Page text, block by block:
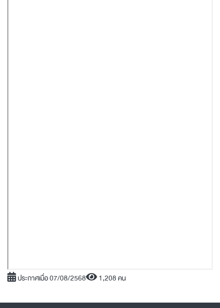
ประกาศเมื่อ 07/08/2568 1,208 คน